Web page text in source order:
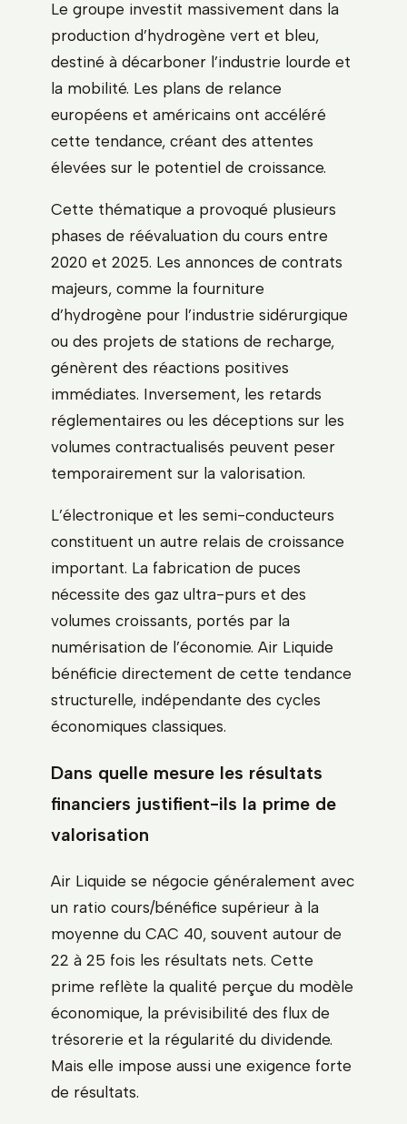
Le groupe investit massivement dans la
production d’hydrogène vert et bleu,
destiné à décarboner l’industrie lourde et
la mobilité. Les plans de relance
européens et américains ont accéléré
cette tendance, créant des attentes
élevées sur le potentiel de croissance.
Cette thématique a provoqué plusieurs
phases de réévaluation du cours entre
2020 et 2025. Les annonces de contrats
majeurs, comme la fourniture
d’hydrogène pour l’industrie sidérurgique
ou des projets de stations de recharge,
génèrent des réactions positives
immédiates. Inversement, les retards
réglementaires ou les déceptions sur les
volumes contractualisés peuvent peser
temporairement sur la valorisation.
L’électronique et les semi-conducteurs
constituent un autre relais de croissance
important. La fabrication de puces
nécessite des gaz ultra-purs et des
volumes croissants, portés par la
numérisation de l’économie. Air Liquide
bénéficie directement de cette tendance
structurelle, indépendante des cycles
économiques classiques.
Dans quelle mesure les résultats
financiers justifient-ils la prime de
valorisation
Air Liquide se négocie généralement avec
un ratio cours/bénéfice supérieur à la
moyenne du CAC 40, souvent autour de
22 à 25 fois les résultats nets. Cette
prime reflète la qualité perçue du modèle
économique, la prévisibilité des flux de
trésorerie et la régularité du dividende.
Mais elle impose aussi une exigence forte
de résultats.